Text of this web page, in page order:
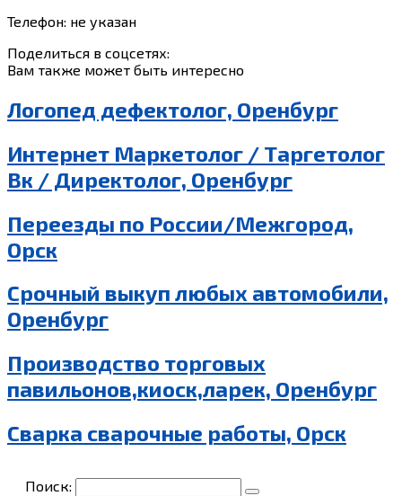
Телефон: не указан
Поделиться в соцсетях:
Вам также может быть интересно
Логопед дефектолог, Оренбург
Интернет Маркетолог / Таргетолог
Вк / Директолог, Оренбург
Переезды по России/Межгород,
Орск
Срочный выкуп любых автомобили,
Оренбург
Производство торговых
павильонов,киоск,ларек, Оренбург
Сварка сварочные работы, Орск
Поиск: